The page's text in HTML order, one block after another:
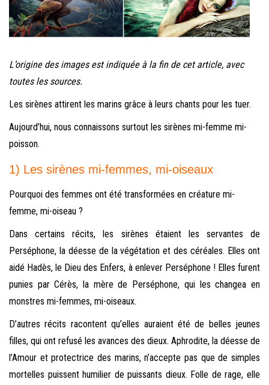
L’origine des images est indiquée à la fin de cet article, avec
toutes les sources.
Les sirènes attirent les marins grâce à leurs chants pour les tuer.
Aujourd’hui, nous connaissons surtout les sirènes mi-femme mi-
poisson.
1) Les sirènes mi-femmes, mi-oiseaux
Pourquoi des femmes ont été transformées en créature mi-
femme, mi-oiseau ?
Dans certains récits, les sirènes étaient les servantes de
Perséphone, la déesse de la végétation et des céréales. Elles ont
aidé Hadès, le Dieu des Enfers, à enlever Perséphone ! Elles furent
punies par Cérès, la mère de Perséphone, qui les changea en
monstres mi-femmes, mi-oiseaux.
D’autres récits racontent qu’elles auraient été de belles jeunes
filles, qui ont refusé les avances des dieux. Aphrodite, la déesse de
l’Amour et protectrice des marins, n’accepte pas que de simples
mortelles puissent humilier de puissants dieux. Folle de rage, elle